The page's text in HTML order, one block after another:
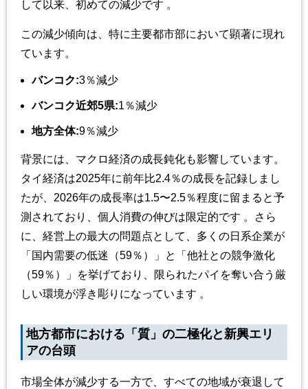
して以来、初めての減少です 。
この減少傾向は、特に主要都市部において顕著に現れ
ています。
バンコク:3％減少
バンコク近郊5県:1％減少
地方全体:9％減少
背景には、マクロ経済の成長鈍化も影響しています。
タイ経済は2025年に前年比2.4％の成長を記録しまし
たが、2026年の成長率は1.5〜2.5％程度に留まると予
測されており、個人消費の伸びは限定的です 。さら
に、経営上の最大の問題点として、多くの日系企業が
「国内需要の低迷（59％）」と「他社との競争激化
（59％）」を挙げており、限られたパイを奪い合う厳
しい環境が浮き彫りになっています 。
地方都市における「質」の二極化と新興エリ
アの台頭
市場全体が減少する一方で、すべての地域が衰退して